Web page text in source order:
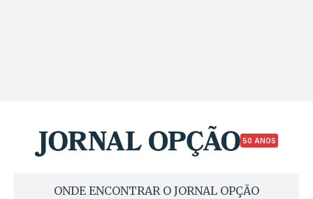
50 ANOS
ONDE ENCONTRAR O JORNAL OPÇÃO